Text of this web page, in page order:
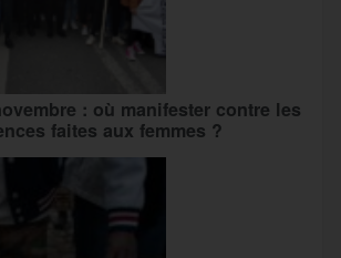
: où manifester contre les
faites aux femmes ?